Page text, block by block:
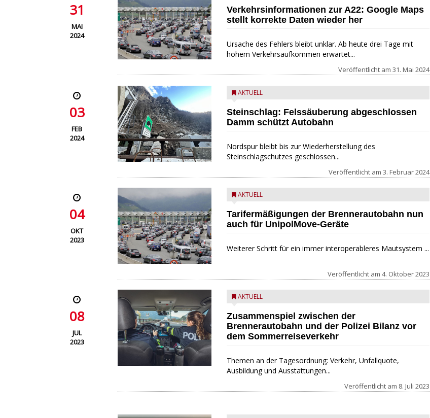
31
MAI
2024
Verkehrsinformationen zur A22: Google Maps
stellt korrekte Daten wieder her
Ursache des Fehlers bleibt unklar. Ab heute drei Tage mit
hohem Verkehrsaufkommen erwartet...
Veröffentlicht am 31. Mai 2024
03
FEB
2024
AKTUELL
Steinschlag: Felssäuberung abgeschlossen
Damm schützt Autobahn
Nordspur bleibt bis zur Wiederherstellung des
Steinschlagschutzes geschlossen...
Veröffentlicht am 3. Februar 2024
04
OKT
2023
AKTUELL
Tarifermäßigungen der Brennerautobahn nun
auch für UnipolMove-Geräte
Weiterer Schritt für ein immer interoperableres Mautsystem ...
Veröffentlicht am 4. Oktober 2023
08
JUL
2023
AKTUELL
Zusammenspiel zwischen der
Brennerautobahn und der Polizei Bilanz vor
dem Sommerreiseverkehr
Themen an der Tagesordnung: Verkehr, Unfallquote,
Ausbildung und Ausstattungen...
Veröffentlicht am 8. Juli 2023